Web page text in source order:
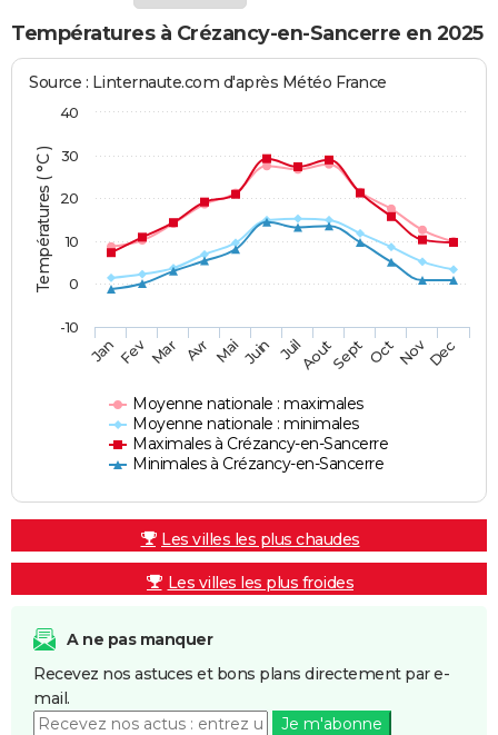
Températures à Crézancy-en-Sancerre en 2025
Températures ( °C )
Source : Linternaute.com d'après Météo France
Moyenne nationale : maximales
Moyenne nationale : minimales
Maximales à Crézancy-en-Sancerre
Minimales à Crézancy-en-Sancerre
JanFev Mar Avr MaiJuin JuilAoutSept OctNovDec
-10
0
10
20
30
40
Les villes les plus chaudes
Les villes les plus froides
A ne pas manquer
Recevez nos astuces et bons plans directement par e-
mail.
Je m'abonne